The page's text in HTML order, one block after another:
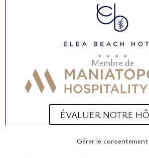
Gérer le consentement
o
o
k
t
a
g
r
a
m
b
Membre de
ÉVALUER NOTRE